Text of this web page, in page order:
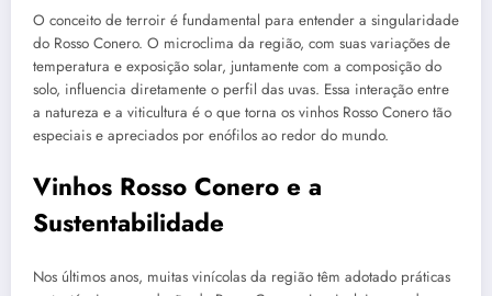
O conceito de terroir é fundamental para entender a singularidade
do Rosso Conero. O microclima da região, com suas variações de
temperatura e exposição solar, juntamente com a composição do
solo, influencia diretamente o perfil das uvas. Essa interação entre
a natureza e a viticultura é o que torna os vinhos Rosso Conero tão
especiais e apreciados por enófilos ao redor do mundo.
Vinhos Rosso Conero e a
Sustentabilidade
Nos últimos anos, muitas vinícolas da região têm adotado práticas